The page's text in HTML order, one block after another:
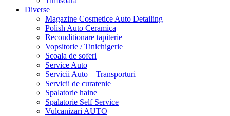
Diverse
Magazine Cosmetice Auto Detailing
Polish Auto Ceramica
Reconditionare tapiterie
Vopsitorie / Tinichigerie
Scoala de soferi
Service Auto
Servicii Auto – Transporturi
Servicii de curatenie
Spalatorie haine
Spalatorie Self Service
Vulcanizari AUTO